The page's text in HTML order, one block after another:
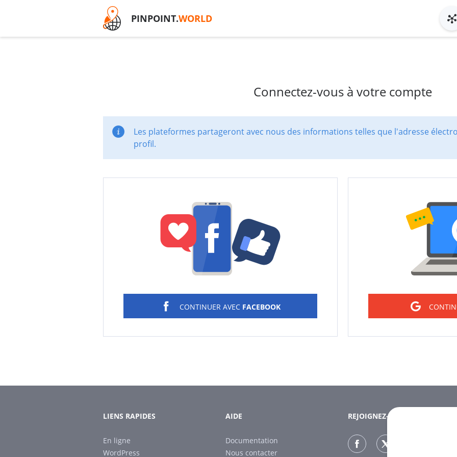
PINPOINT.WORLD
Connectez-vous à votre compte
Les plateformes partageront avec nous des informations telles que l'adresse
profil.
CONTINUER AVEC FACEBOOK
LIENS RAPIDES
En ligne
WordPress
AIDE
Documentation
Nous contacter
REJOIGNEZ-NOUS